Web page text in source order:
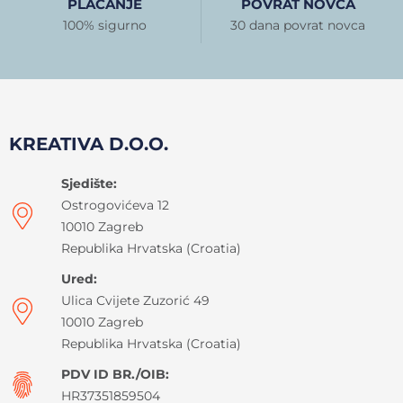
PLAĆANJE
100% sigurno
POVRAT NOVCA
30 dana povrat novca
KREATIVA D.O.O.
Sjedište:
Ostrogovićeva 12
10010 Zagreb
Republika Hrvatska (Croatia)
Ured:
Ulica Cvijete Zuzorić 49
10010 Zagreb
Republika Hrvatska (Croatia)
PDV ID BR./OIB:
HR37351859504